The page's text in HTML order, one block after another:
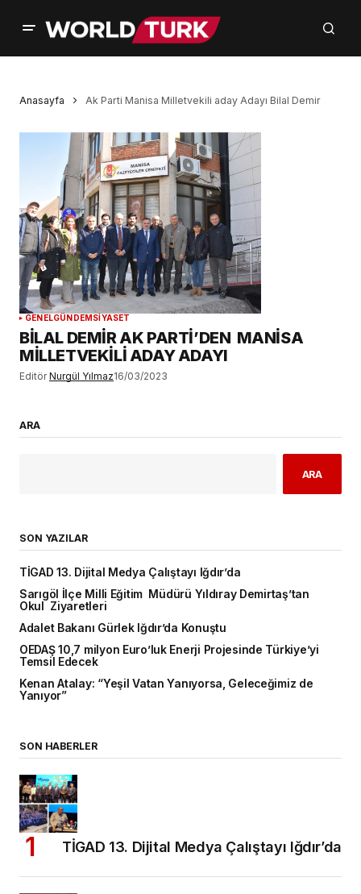
Anasayfa Ak Parti Manisa Milletvekili aday Adayı Bilal Demir
GENELGÜNDEMSİYASET
BİLAL DEMİR AK PARTİ’DEN MANİSA
MİLLETVEKİLİ ADAY ADAYI
Editör Nurgül Yılmaz16/03/2023
ARA
ARA
SON YAZILAR
TİGAD 13. Dijital Medya Çalıştayı Iğdır’da
Sarıgöl İlçe Milli Eğitim Müdürü Yıldıray Demirtaş’tan
Okul Ziyaretleri
Adalet Bakanı Gürlek Iğdır’da Konuştu
OEDAŞ 10,7 milyon Euro’luk Enerji Projesinde Türkiye’yi
Temsil Edecek
Kenan Atalay: “Yeşil Vatan Yanıyorsa, Geleceğimiz de
Yanıyor”
SON HABERLER
TİGAD 13. Dijital Medya Çalıştayı Iğdır’da